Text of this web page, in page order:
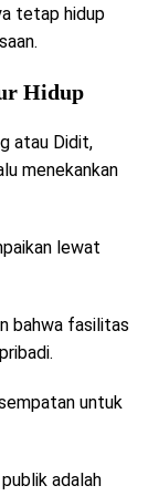
tetap hidup
Hidup
atau Didit,
menekankan
lewat
bahwa fasilitas
untuk
adalah